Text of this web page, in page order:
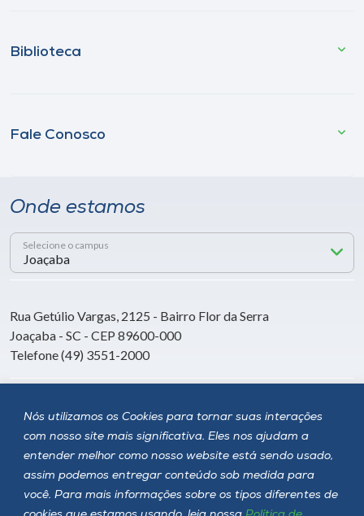
Nós utilizamos os Cookies para tornar suas interações
com nosso site mais significativa. Eles nos ajudam a
entender melhor como nosso website está sendo usado,
assim podemos entregar conteúdo sob medida para
você. Para mais informações sobre os tipos diferentes de
Biblioteca
Fale Conosco
Onde estamos
Selecione o campus
Rua Getúlio Vargas, 2125 - Bairro Flor da Serra
Joaçaba - SC - CEP 89600-000
Telefone (49) 3551-2000
Siga a Unoesc